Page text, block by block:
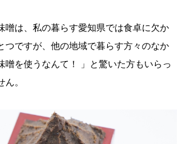
噌は、私の暮らす愛知県では食卓に欠か
つですが、他の地域で暮らす方々のなか
噌を使うなんて！ 」と驚いた方もいらっ
ん。